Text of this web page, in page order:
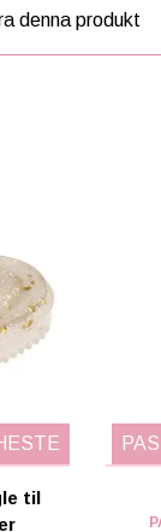
denna produkt
til